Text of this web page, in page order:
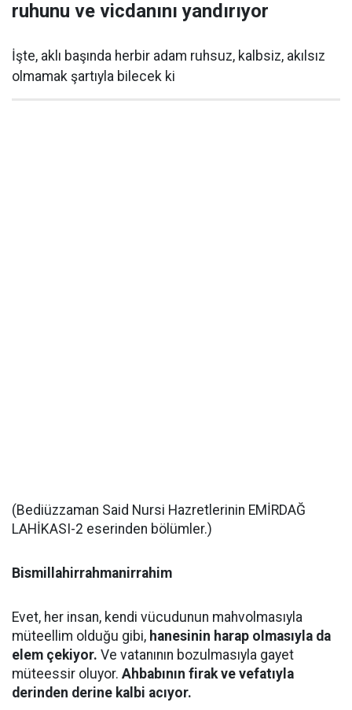
ruhunu ve vicdanını yandırıyor
İşte, aklı başında herbir adam ruhsuz, kalbsiz, akılsız
olmamak şartıyla bilecek ki
(Bediüzzaman Said Nursi Hazretlerinin EMİRDAĞ
LAHİKASI-2 eserinden bölümler.)
Bismillahirrahmanirrahim
Evet, her insan, kendi vücudunun mahvolmasıyla
müteellim olduğu gibi, hanesinin harap olmasıyla da
elem çekiyor. Ve vatanının bozulmasıyla gayet
müteessir oluyor. Ahbabının firak ve vefatıyla
derinden derine kalbi acıyor.